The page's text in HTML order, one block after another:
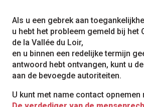
Als u een gebrek aan
u hebt het probleem gemeld bij het
de la Vallée du Loir,
en u binnen een redelijke termijn
antwoord hebt ontvangen, kunt u
aan de bevoegde autoriteiten.
U kunt met name contact opnemen